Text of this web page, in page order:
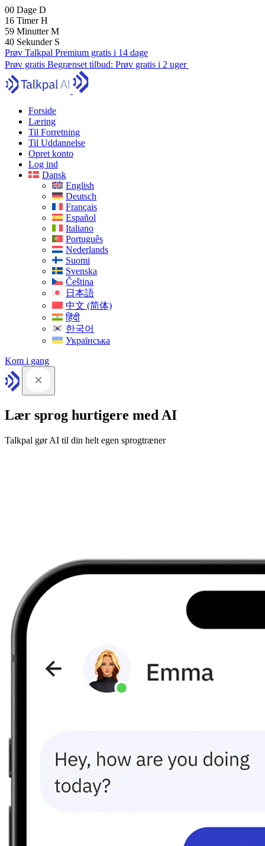
00 Dage D
16 TimerH
59 MinutterM
38 Sekunder S
Prøv Talkpal Premium gratis i 14 dage
Prøv gratis Begrænset tilbud: Prøv gratis i 2 uger
Forside
Læring
Til Forretning
Til Uddannelse
Opret konto
Log ind
Dansk
English
Deutsch
Français
Español
Italiano
Português
Nederlands
Suomi
Svenska
Čeština
日本語
中文 (简体)
हिंदी
한국어
Українська
Kom i gang
Lær sprog hurtigere med AI
Talkpal gør AI til din helt egen sprogtræner